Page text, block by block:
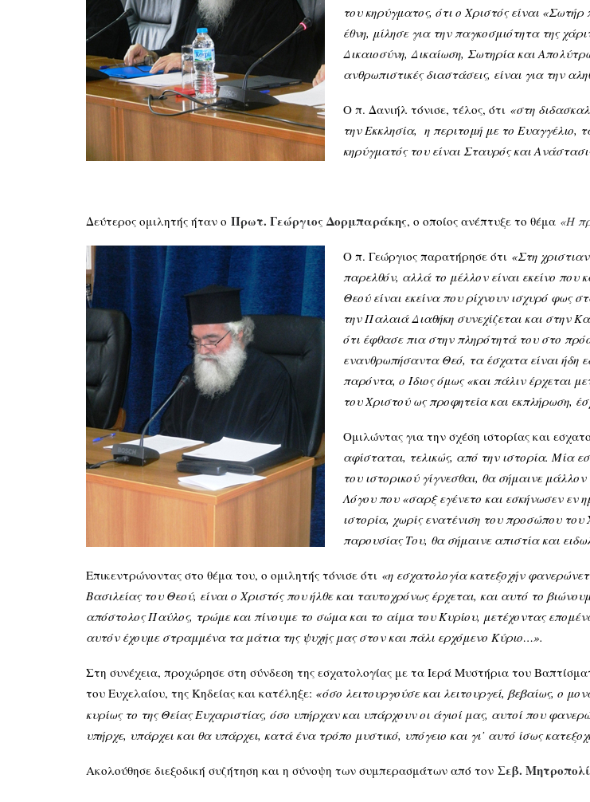
του κηρύγματος, ότι ο Χριστός είναι
έθνη, μίλησε για την παγκοσμιότητα της
Δικαιοσύνη, Δικαίωση, Σωτηρία και
ανθρωπιστικές διαστάσεις, είναι για την
Ο π. Δανιήλ τόνισε, τέλος, ότι «στη
την Εκκλησία, η περιτομή με το Ευαγγέλιο,
κηρύγματός του είναι Σταυρός και
Δεύτερος ομιλητής ήταν ο Πρωτ. Γεώργιος Δορμπαράκης, ο οποίος ανέπτυξε το θέμα «Η
Ο π. Γεώργιος παρατήρησε ότι «Στη
παρελθόν, αλλά το μέλλον είναι εκείνο που
Θεού είναι εκείνα που ρίχνουν ισχυρό φως
την Παλαιά Διαθήκη συνεχίζεται και στην
ότι έφθασε πια στην πληρότητά του στο
ενανθρωπήσαντα Θεό, τα έσχατα είναι ήδη
παρόντα, ο Ίδιος όμως «και πάλιν έρχεται
του Χριστού ως προφητεία και εκπλήρωση,
Ομιλώντας για την σχέση ιστορίας και
αφίσταται, τελικώς, από την ιστορία. Μία
του ιστορικού γίγνεσθαι, θα σήμαινε
Λόγου που «σαρξ εγένετο και εσκήνωσεν εν
ιστορία, χωρίς ενατένιση του προσώπου του
παρουσίας Του, θα σήμαινε απιστία και
Επικεντρώνοντας στο θέμα του, ο ομιλητής τόνισε ότι «η εσχατολογία κατεξοχήν
Βασιλείας του Θεού, είναι ο Χριστός που ήλθε και ταυτοχρόνως έρχεται, και αυτό το
απόστολος Παύλος, τρώμε και πίνουμε το σώμα και το αίμα του Κυρίου, μετέχοντας
αυτόν έχουμε στραμμένα τα μάτια της ψυχής μας στον και πάλι ερχόμενο Κύριο…».
Στη συνέχεια, προχώρησε στη σύνδεση της εσχατολογίας με τα Ιερά Μυστήρια του
του Ευχελαίου, της Κηδείας και κατέληξε: «όσο λειτουργούσε και λειτουργεί, βεβαίως, ο
κυρίως το της Θείας Ευχαριστίας, όσο υπήρχαν και υπάρχουν οι άγιοί μας, αυτοί που
υπήρχε, υπάρχει και θα υπάρχει, κατά ένα τρόπο μυστικό, υπόγειο και γι’ αυτό ίσως
Ακολούθησε διεξοδική συζήτηση και η σύνοψη των συμπερασμάτων από τον Σεβ.